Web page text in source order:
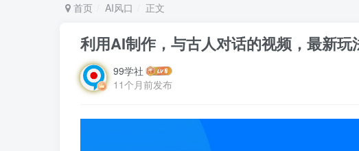
首页 AI风口 正文
利用AI制作，与古人对话的视频，最新
99学社
11个月前发布